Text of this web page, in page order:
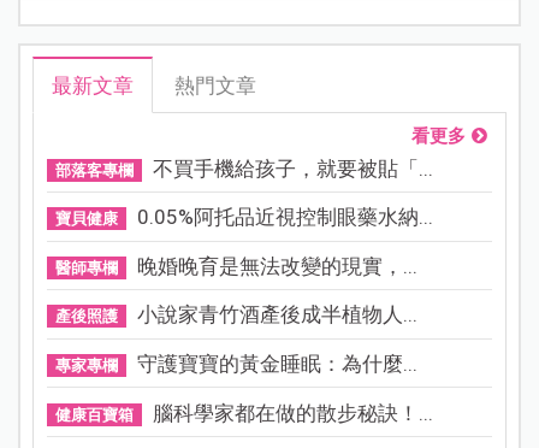
最新文章 熱門文章
看更多
部落客專欄 不買手機給孩子，就要被貼「...
寶貝健康 0.05%阿托品近視控制眼藥水納...
醫師專欄 晚婚晚育是無法改變的現實，...
產後照護 小說家青竹酒產後成半植物人...
專家專欄 守護寶寶的黃金睡眠：為什麼...
健康百寶箱 腦科學家都在做的散步秘訣！...